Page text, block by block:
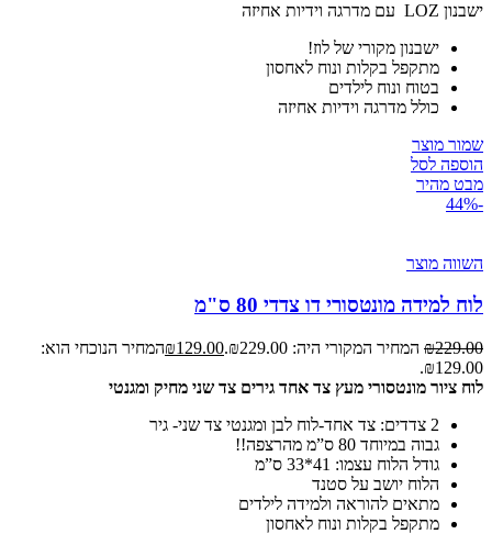
ישבנון LOZ עם מדרגה וידיות אחיזה
ישבנון מקורי של לוז!
מתקפל בקלות ונוח לאחסון
בטוח ונוח לילדים
כולל מדרגה וידיות אחיזה
שמור מוצר
הוספה לסל
מבט מהיר
-44%
השווה מוצר
לוח למידה מונטסורי דו צדדי 80 ס"מ
₪229.00 המחיר המקורי היה: ₪229.00. ₪129.00
המחיר הנוכחי הוא:
₪129.00.
לוח ציור מונטסורי מעץ צד אחד גירים צד שני מחיק ומגנטי
2 צדדים: צד אחד-לוח לבן ומגנטי צד שני- גיר
גבוה במיוחד 80 ס”מ מהרצפה!!
גודל הלוח עצמו: 41*33 ס”מ
הלוח יושב על סטנד
מתאים להוראה ולמידה לילדים
מתקפל בקלות ונוח לאחסון